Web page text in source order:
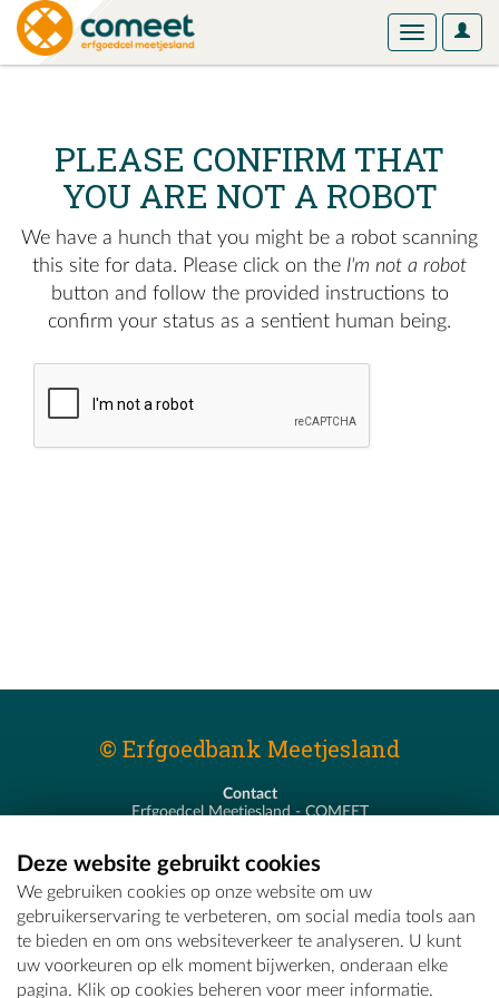
User
Toggle
PLEASE CONFIRM THAT
YOU ARE NOT A ROBOT
We have a hunch that you might be a robot scanning
this site for data. Please click on the I'm not a robot
button and follow the provided instructions to
confirm your status as a sentient human being.
© Erfgoedbank Meetjesland
Contact
Erfgoedcel Meetjesland - COMEET
T - 09 373 75 96
E -erfgoedcel@comeet.be
Deze website gebruikt cookies
We gebruiken cookies op onze website om uw
gebruikerservaring te verbeteren, om social media tools aan
te bieden en om ons websiteverkeer te analyseren. U kunt
uw voorkeuren op elk moment bijwerken, onderaan elke
pagina. Klik op cookies beheren voor meer informatie.